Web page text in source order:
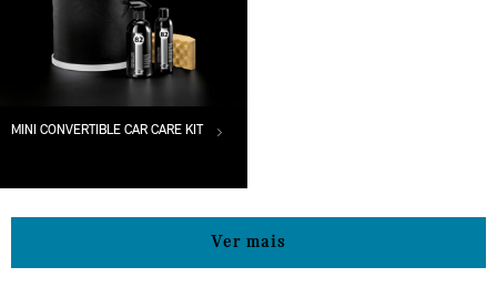
MINI CONVERTIBLE CAR CARE KIT
Ver mais